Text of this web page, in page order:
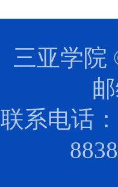
三亚学院
联系电话